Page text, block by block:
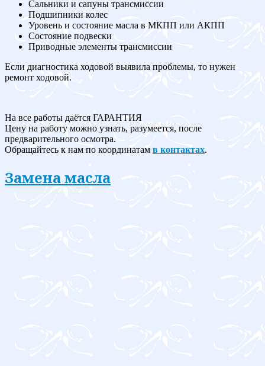
Сальники и сапуны трансмиссии
Подшипники колес
Уровень и состояние масла в МКПП или АКПП
Состояние подвески
Приводные элементы трансмиссии
Если диагностика ходовой выявила проблемы, то нужен
ремонт ходовой.
На все работы даётся ГАРАНТИЯ
Цену на работу можно узнать, разумеется, после
предварительного осмотра.
Обращайтесь к нам по координатам в контактах.
Замена масла